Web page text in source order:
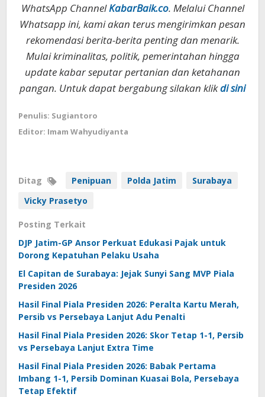
WhatsApp ChannelKabarBaik.co. Melalui Channel
Whatsapp ini, kami akan terus mengirimkan pesan
rekomendasi berita-berita penting dan menarik.
Mulai kriminalitas, politik, pemerintahan hingga
update kabar seputar pertanian dan ketahanan
pangan. Untuk dapat bergabung silakan klikdi sini
Penulis: Sugiantoro
Editor: Imam Wahyudiyanta
Ditag Penipuan Polda Jatim
Surabaya
Vicky Prasetyo
Posting Terkait
DJP Jatim-GP Ansor Perkuat Edukasi Pajak untuk
Dorong Kepatuhan Pelaku Usaha
El Capitan de Surabaya: Jejak Sunyi Sang MVP Piala
Presiden 2026
Hasil Final Piala Presiden 2026: Peralta Kartu Merah,
Persib vs Persebaya Lanjut Adu Penalti
Hasil Final Piala Presiden 2026: Skor Tetap 1-1, Persib
vs Persebaya Lanjut Extra Time
Hasil Final Piala Presiden 2026: Babak Pertama
Imbang 1-1, Persib Dominan Kuasai Bola, Persebaya
Tetap Efektif